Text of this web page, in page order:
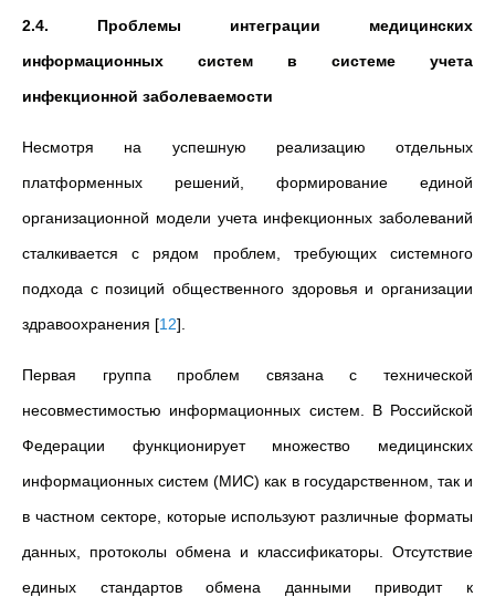
2.4. Проблемы интеграции медицинских
информационных систем в системе учета
инфекционной заболеваемости
Несмотря на успешную реализацию отдельных
платформенных решений, формирование единой
организационной модели учета инфекционных заболеваний
сталкивается с рядом проблем, требующих системного
подхода с позиций общественного здоровья и организации
здравоохранения [12]
Первая группа проблем связана с технической
несовместимостью информационных систем. В Российской
Федерации функционирует множество медицинских
информационных систем (МИС) как в государственном, так и
в частном секторе, которые используют различные форматы
данных, протоколы обмена и классификаторы. Отсутствие
единых стандартов обмена данными приводит к